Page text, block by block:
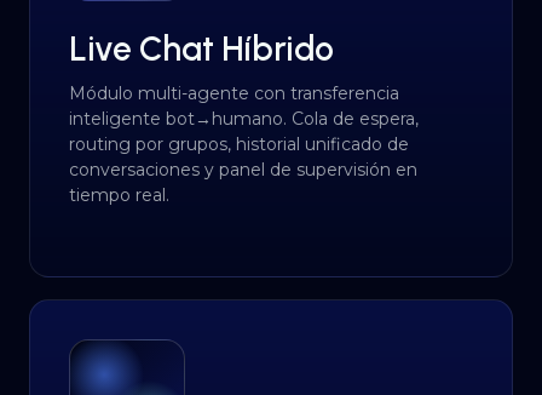
Live Chat Híbrido
Módulo multi-agente con transferencia
inteligente bot→humano. Cola de espera,
routing por grupos, historial unificado de
conversaciones y panel de supervisión en
tiempo real.